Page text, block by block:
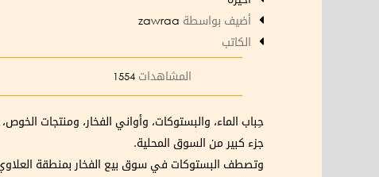
أضيف بواسطة
الكاتب
المشاهدات 1554
حِباب الماء، والبستوكات، وأواني الفخار، ومنتجات
جزء كبير من السوق المحلية.
وتصطف البستوكات في سوق بيع الفخار بمنطقة